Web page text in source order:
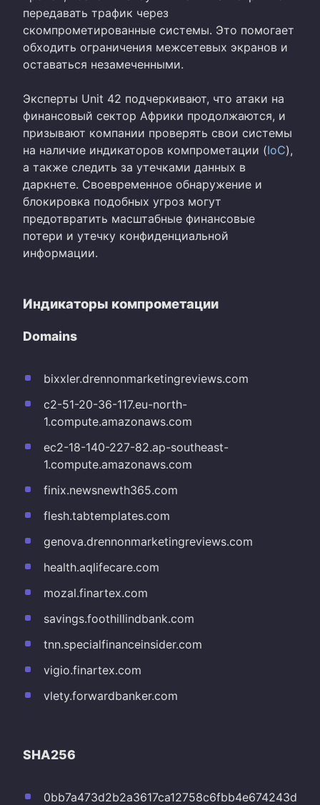
передавать трафик через
скомпрометированные системы. Это помогает
обходить ограничения межсетевых экранов и
оставаться незамеченными.
Эксперты Unit 42 подчеркивают, что атаки на
финансовый сектор Африки продолжаются, и
призывают компании проверять свои системы
на наличие индикаторов компрометации (IoC),
а также следить за утечками данных в
даркнете. Своевременное обнаружение и
блокировка подобных угроз могут
предотвратить масштабные финансовые
потери и утечку конфиденциальной
информации.
Индикаторы компрометации
Domains
bixxler.drennonmarketingreviews.com
c2-51-20-36-117.eu-north-
1.compute.amazonaws.com
ec2-18-140-227-82.ap-southeast-
1.compute.amazonaws.com
finix.newsnewth365.com
flesh.tabtemplates.com
genova.drennonmarketingreviews.com
health.aqlifecare.com
mozal.finartex.com
savings.foothillindbank.com
tnn.specialfinanceinsider.com
vigio.finartex.com
vlety.forwardbanker.com
SHA256
0bb7a473d2b2a3617ca12758c6fbb4e674243d